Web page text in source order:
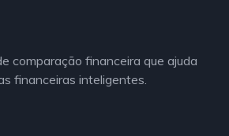
comparação financeira que ajuda
financeiras inteligentes.